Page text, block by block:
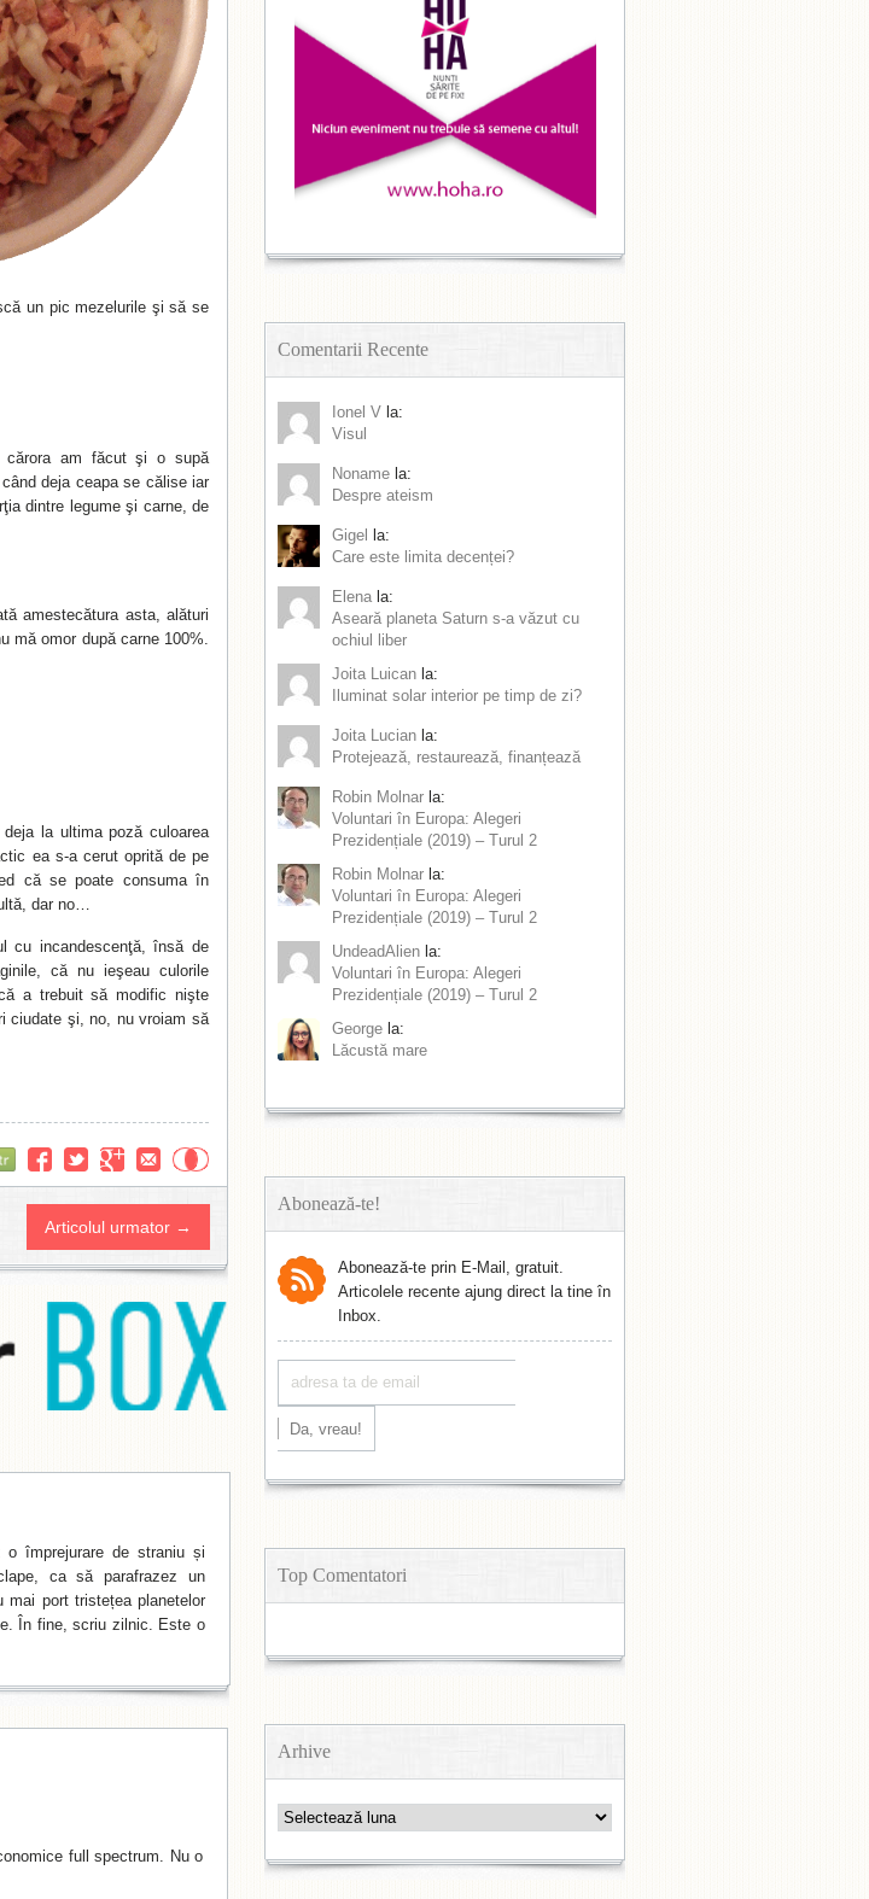
un pic mezelurile şi să se
cărora am făcut şi o supă
deja ceapa se călise iar
dintre legume şi carne, de
amestecătura asta, alături
mă omor după carne 100%.
la ultima poză culoarea
ea s-a cerut oprită de pe
că se poate consuma în
dar no…
cu incandescenţă, însă de
că nu ieşeau culorile
a trebuit să modific nişte
ciudate şi, no, nu vroiam să
Articolul urmator →
împrejurare de straniu și
ca să parafrazez un
port tristețea planetelor
În fine, scriu zilnic. Este o
full spectrum. Nu o
Comentarii Recente
Ionel V la:
Visul
Noname la:
Despre ateism
Gigel
la:
Care este limita decenței?
Elena la:
Aseară planeta Saturn s-a văzut cu
ochiul liber
Joita Luican la:
Iluminat solar interior pe timp de zi?
Joita Lucian la:
Protejează, restaurează, finanțează
Robin Molnar la:
Voluntari în Europa: Alegeri
Prezidențiale (2019) – Turul 2
Robin Molnar la:
Voluntari în Europa: Alegeri
Prezidențiale (2019) – Turul 2
UndeadAlien la:
Voluntari în Europa: Alegeri
Prezidențiale (2019) – Turul 2
George la:
Lăcustă mare
Abonează-te!
Abonează-te prin E-Mail, gratuit.
Articolele recente ajung direct la tine în
Inbox.
Top Comentatori
Arhive
Arhive